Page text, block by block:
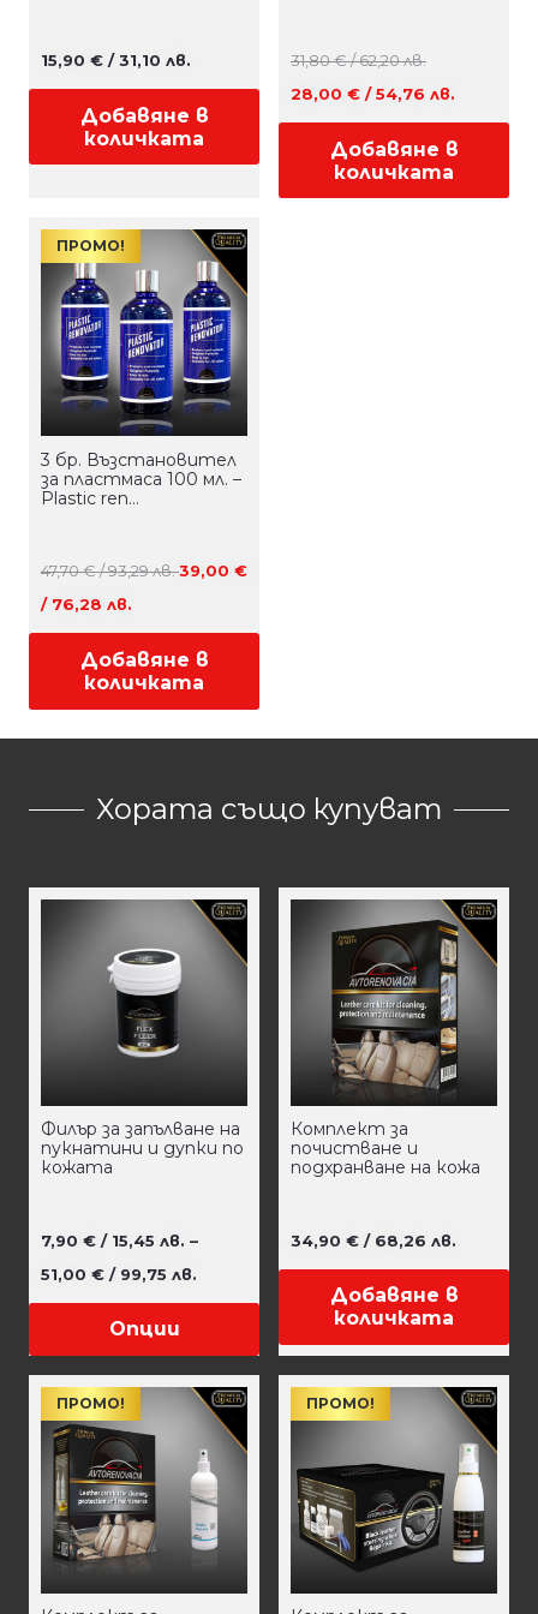
15,90 € / 31,10 лв.
Добавяне в
количката
31,80€/ 62,20 лв.
Original
price
28,00 € / 54,76 лв.
цена
е:
28,00 €
Добавяне в
количката
ПРОМО!
3 бр. Възстановител
за пластмаса 100 мл. –
Plastic ren…
47,70€/ 93,29 лв.Original
was:
47,70 €
93,29 лв..
39,00 €
/ 76,28 лв.
цена
е:
/
Добавяне в
количката
Хората също купуват
Филър за запълване на
пукнатини и дупки по
кожата
7,90 € / 15,45 лв. –
51,00 € / 99,75 лв.
range:
/
15,45 лв.
through
51,00 €
/
99,75 лв.
Опции
product
multiple
options
Комплект за
почистване и
подхранване на кожа
34,90 € / 68,26 лв.
Добавяне в
количката
ПРОМО! ПРОМО!